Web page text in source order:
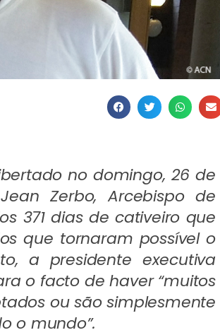
no domingo, 26 de
Zerbo, Arcebispo de
371 dias de cativeiro que
que tornaram possível o
a presidente executiva
o facto de haver “muitos
ou são simplesmente
o mundo”.